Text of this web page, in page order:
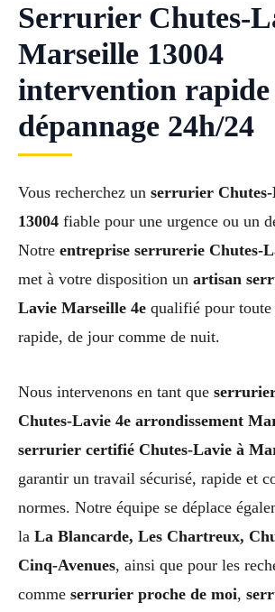
Serrurier Chutes-
Marseille 13004
intervention rapide
dépannage 24h/24
Vous recherchez un serrurier
13004 fiable pour une urgence ou un
Notre entreprise serrurerie Chutes-
met à votre disposition un artisan
Lavie Marseille 4e qualifié pour
rapide, de jour comme de nuit.
Nous intervenons en tant que
Chutes-Lavie 4e arrondissement
serrurier certifié Chutes-Lavie à
garantir un travail sécurisé, rapide et
normes. Notre équipe se déplace
la La Blancarde, Les Chartreux,
Cinq-Avenues, ainsi que pour les
comme serrurier proche de moi,